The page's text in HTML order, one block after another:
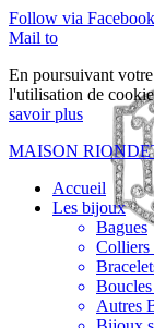
Follow via Facebook
Mail to
En poursuivant
l'utilisation de
savoir plus
MAISON
Accueil
Les bijoux
Bagues
Colliers
Autres